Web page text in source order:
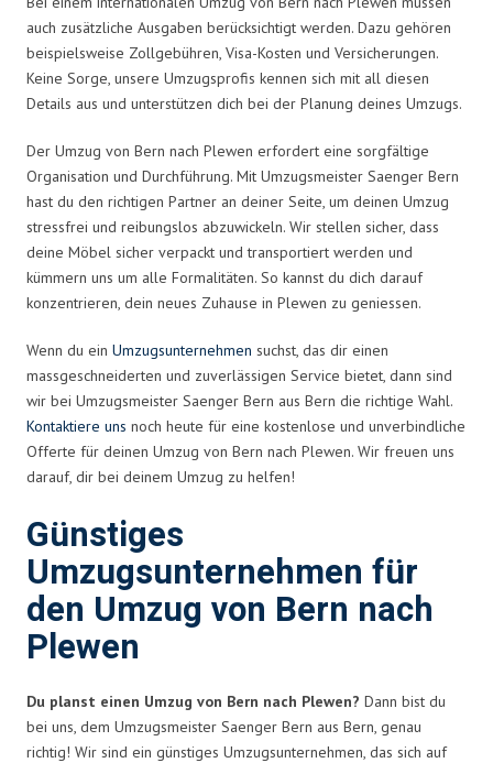
auch zusätzliche Ausgaben berücksichtigt werden. Dazu gehören
beispielsweise Zollgebühren, Visa-Kosten und Versicherungen.
Keine Sorge, unsere Umzugsprofis kennen sich mit all diesen
Details aus und unterstützen dich bei der Planung deines Umzugs.
Der Umzug von Bern nach Plewen erfordert eine sorgfältige
Organisation und Durchführung. Mit Umzugsmeister Saenger Bern
hast du den richtigen Partner an deiner Seite, um deinen Umzug
stressfrei und reibungslos abzuwickeln. Wir stellen sicher, dass
deine Möbel sicher verpackt und transportiert werden und
kümmern uns um alle Formalitäten. So kannst du dich darauf
konzentrieren, dein neues Zuhause in Plewen zu geniessen.
Wenn du ein Umzugsunternehmen suchst, das dir einen
massgeschneiderten und zuverlässigen Service bietet, dann sind
wir bei Umzugsmeister Saenger Bern aus Bern die richtige Wahl.
Kontaktiere uns noch heute für eine kostenlose und unverbindliche
Offerte für deinen Umzug von Bern nach Plewen. Wir freuen uns
darauf, dir bei deinem Umzug zu helfen!
Günstiges
Umzugsunternehmen für
den Umzug von Bern nach
Plewen
Du planst einen Umzug von Bern nach Plewen? Dann bist du
bei uns, dem Umzugsmeister Saenger Bern aus Bern, genau
richtig! Wir sind ein günstiges Umzugsunternehmen, das sich auf